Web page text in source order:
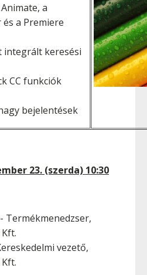
a
a Premiere
integrált keresési
CC funkciók
bejelentések
23. (szerda) 10:30
Termékmenedzser,
vezető,